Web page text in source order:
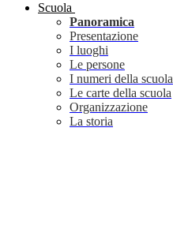
Scuola
Panoramica
Presentazione
I luoghi
Le persone
I numeri della scuola
Le carte della scuola
Organizzazione
La storia